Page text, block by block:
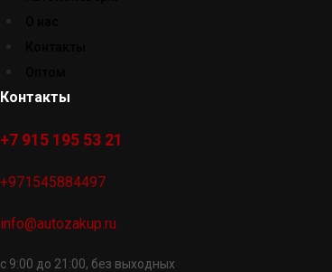
Контакты
+7 915 195 53 21
+971545884497
info@autozakup.ru
с 9:00 до 21:00, без выходных